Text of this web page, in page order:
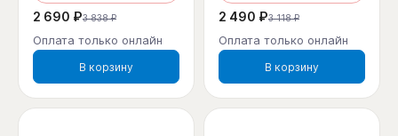
2 690 ₽3 838 ₽
Оплата только онлайн
В корзину
2 490 ₽3 118 ₽
Оплата только онлайн
В корзину